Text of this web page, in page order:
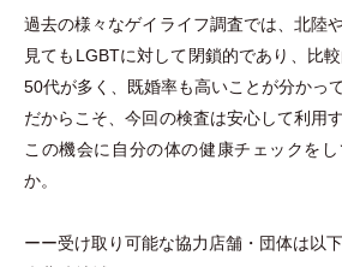
過去の様々なゲイライフ調査では、北陸
見てもLGBTに対して閉鎖的であり、比
50代が多く、既婚率も高いことが分かって
だからこそ、今回の検査は安心して利用
この機会に自分の体の健康チェックを
か。
ーー受け取り可能な協力店舗 ・ 団体は以